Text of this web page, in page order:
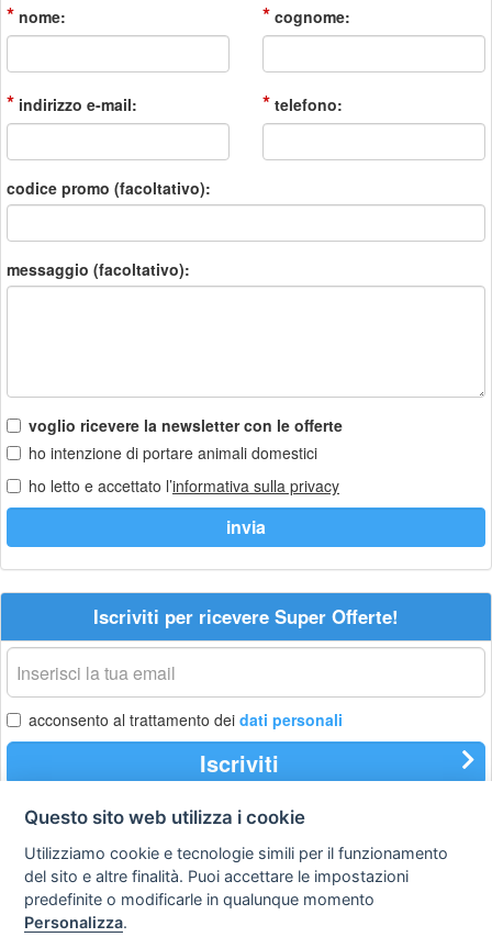
* nome: * cognome:
* indirizzo e-mail: * telefono:
codice promo (facoltativo):
messaggio (facoltativo):
voglio ricevere la newsletter con le offerte
ho intenzione di portare animali domestici
ho letto e accettato l’informativa sulla privacy
Iscriviti per ricevere Super Offerte!
La
tua
email
acconsento al trattamento dei dati personali
Iscriviti
Privacy
policy
Avviso
legale
Scrivici
Questo sito web utilizza i cookie
Utilizziamo cookie e tecnologie simili per il funzionamento
del sito e altre finalità. Puoi accettare le impostazioni
predefinite o modificarle in qualunque momento
Personalizza.